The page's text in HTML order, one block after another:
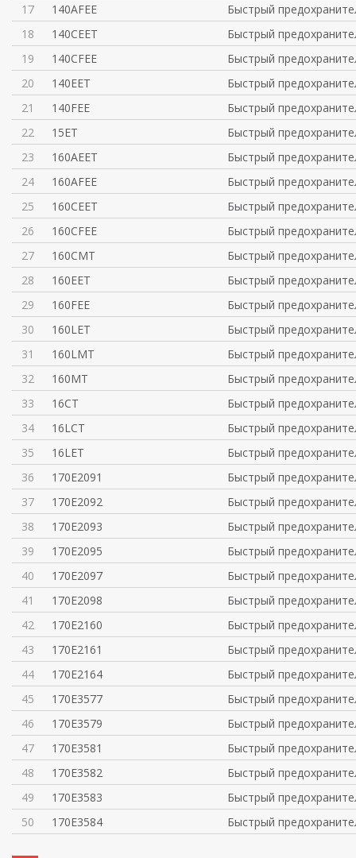
17
140AFEE
Быстрый
18
140CEET
Быстрый
19
140CFEE
Быстрый
20
140EET
Быстрый
21
140FEE
Быстрый
22
15ET
Быстрый
23
160AEET
Быстрый
24
160AFEE
Быстрый
25
160CEET
Быстрый
26
160CFEE
Быстрый
27
160CMT
Быстрый
28
160EET
Быстрый
29
160FEE
Быстрый
30
160LET
Быстрый
31
160LMT
Быстрый
32
160MT
Быстрый
33
16CT
Быстрый
34
16LCT
Быстрый
35
16LET
Быстрый
36
170E2091
Быстрый
37
170E2092
Быстрый
38
170E2093
Быстрый
39
170E2095
Быстрый
40
170E2097
Быстрый
41
170E2098
Быстрый
42
170E2160
Быстрый
43
170E2161
Быстрый
44
170E2164
Быстрый
45
170E3577
Быстрый
46
170E3579
Быстрый
47
170E3581
Быстрый
48
170E3582
Быстрый
49
170E3583
Быстрый
50
170E3584 Быстрый